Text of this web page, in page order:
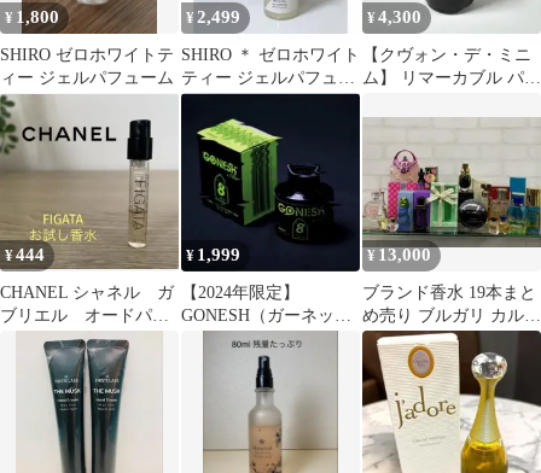
¥ 1,800
SHIRO ゼロホワイトテ
ィー ジェルパフューム
¥2,499
SHIRO ＊ ゼロホワイト
ティー ジェルパフュー
ム
¥4,300
【クヴォン・デ・ミニ
ム】 リマーカブル パル
50ml
¥444
CHANEL シャネル ガ
ブリエル オードパル
ファム 香水 サンプ
ル 少量
¥ 1,999
【2024年限定】
GONESH（ガーネッシ
ュ） アニュアルリキッ
¥ 13,000
ブランド香水 19本まと
め売り ブルガリ カルバ
ンクライン ジバンシー
他..